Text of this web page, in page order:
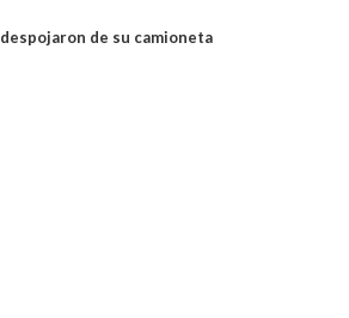
de su camioneta